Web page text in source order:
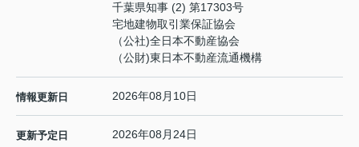
千葉県知事 (2) 第17303号
宅地建物取引業保証協会
（公社)全日本不動産協会
（公財)東日本不動産流通機構
情報更新日 2026年08月10日
更新予定日 2026年08月24日